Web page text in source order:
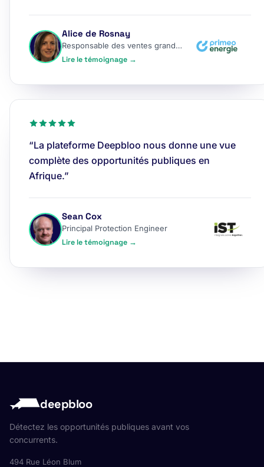
Alice de Rosnay
Responsable des ventes grands comptes
Lire le témoignage →
“La plateforme Deepbloo nous donne une vue
complète des opportunités publiques en
Afrique.”
Sean Cox
Principal Protection Engineer
Lire le témoignage →
deepbloo
Détectez les opportunités publiques avant vos
concurrents.
494 Rue Léon Blum